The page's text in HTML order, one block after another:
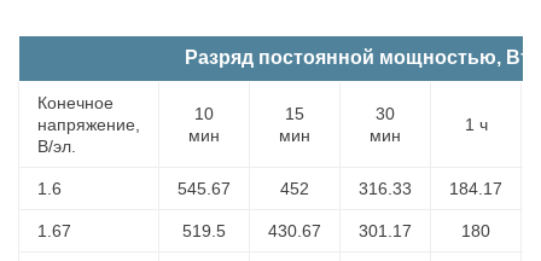
Разряд постоянной мощностью, Вт
Конечное
напряжение,
В/эл.
10
мин
15
мин
30
мин
1 ч
1.6 545.67 452 316.33 184.17
1.67 519.5 430.67 301.17 180